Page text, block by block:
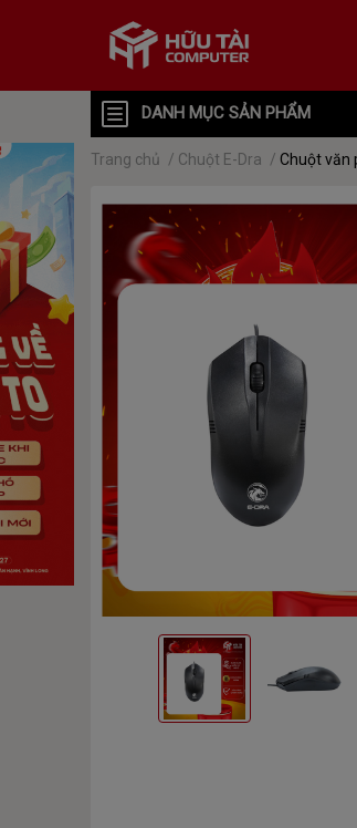
DANH MỤC SẢN PHẨM
Trang chủ / Chuột E-Dra / Chuột văn